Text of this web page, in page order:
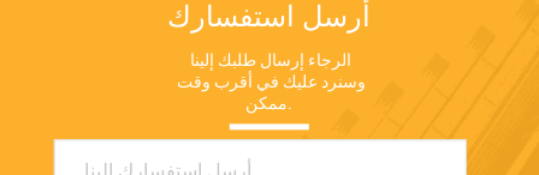
أرسل استفسارك
ممكن.